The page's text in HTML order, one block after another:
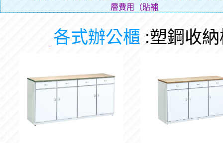
層費用（貼補搬
各式辦公櫃 :塑鋼收